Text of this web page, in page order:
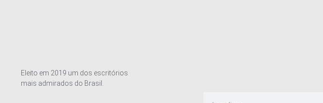
Eleito em 2019 um dos escritórios
mais admirados do Brasil.